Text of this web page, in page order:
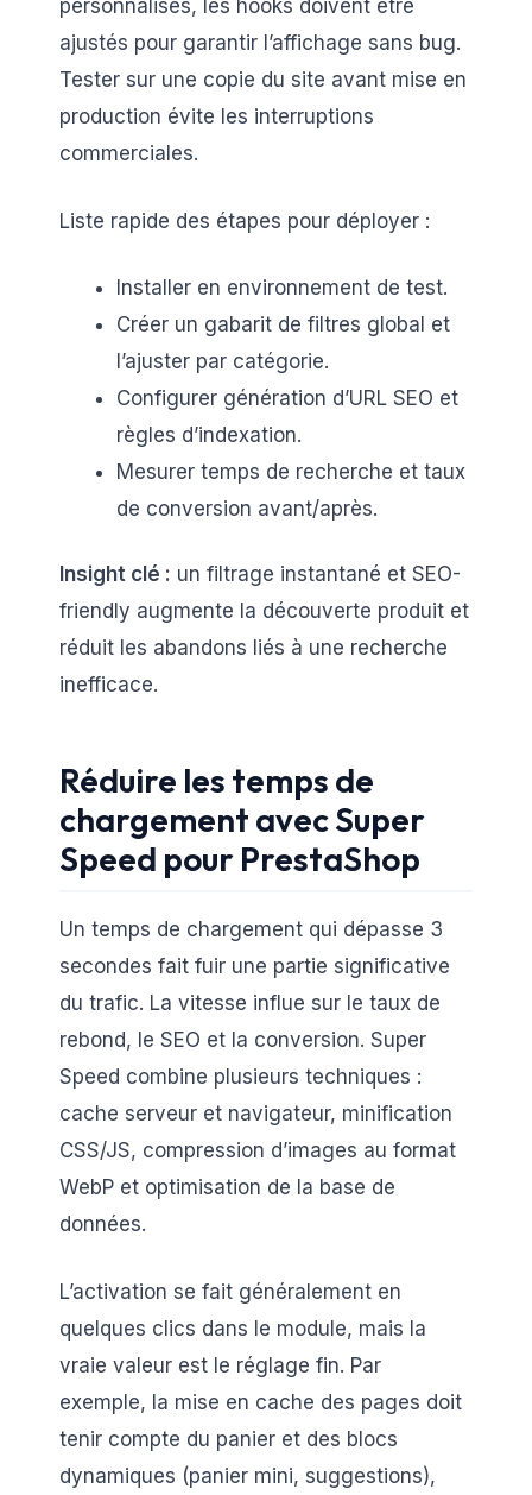
personnalisés, les hooks doivent être
ajustés pour garantir l’affichage sans bug.
Tester sur une copie du site avant mise en
production évite les interruptions
commerciales.
Liste rapide des étapes pour déployer :
Installer en environnement de test.
Créer un gabarit de filtres global et
l’ajuster par catégorie.
Configurer génération d’URL SEO et
règles d’indexation.
Mesurer temps de recherche et taux
de conversion avant/après.
Insight clé : un filtrage instantané et SEO-
friendly augmente la découverte produit et
réduit les abandons liés à une recherche
inefficace.
Réduire les temps de
chargement avec Super
Speed pour PrestaShop
Un temps de chargement qui dépasse 3
secondes fait fuir une partie significative
du trafic. La vitesse influe sur le taux de
rebond, le SEO et la conversion. Super
Speed combine plusieurs techniques :
cache serveur et navigateur, minification
CSS/JS, compression d’images au format
WebP et optimisation de la base de
données.
L’activation se fait généralement en
quelques clics dans le module, mais la
vraie valeur est le réglage fin. Par
exemple, la mise en cache des pages doit
tenir compte du panier et des blocs
dynamiques (panier mini, suggestions),